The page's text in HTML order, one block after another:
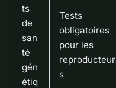
ts
de
san
té
gén
étiq
Tests
obligatoires
pour les
reproducteur
s